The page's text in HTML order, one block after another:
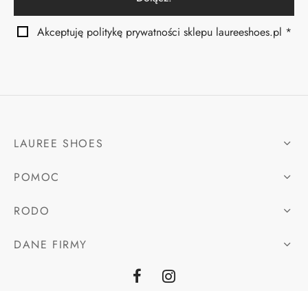
Akceptuję politykę prywatności sklepu laureeshoes.pl *
LAUREE SHOES
POMOC
RODO
DANE FIRMY